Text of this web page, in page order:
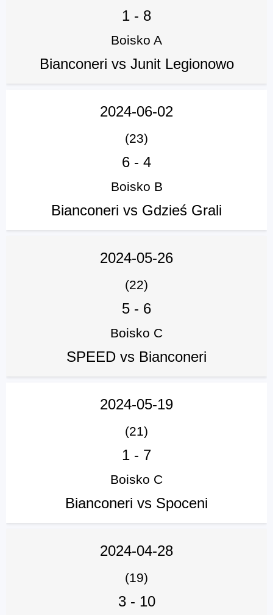
1 - 8
Boisko A
Bianconeri vs Junit Legionowo
2024-06-02
(23)
6 - 4
Boisko B
Bianconeri vs Gdzieś Grali
2024-05-26
(22)
5 - 6
Boisko C
SPEED vs Bianconeri
2024-05-19
(21)
1 - 7
Boisko C
Bianconeri vs Spoceni
2024-04-28
(19)
3- 10